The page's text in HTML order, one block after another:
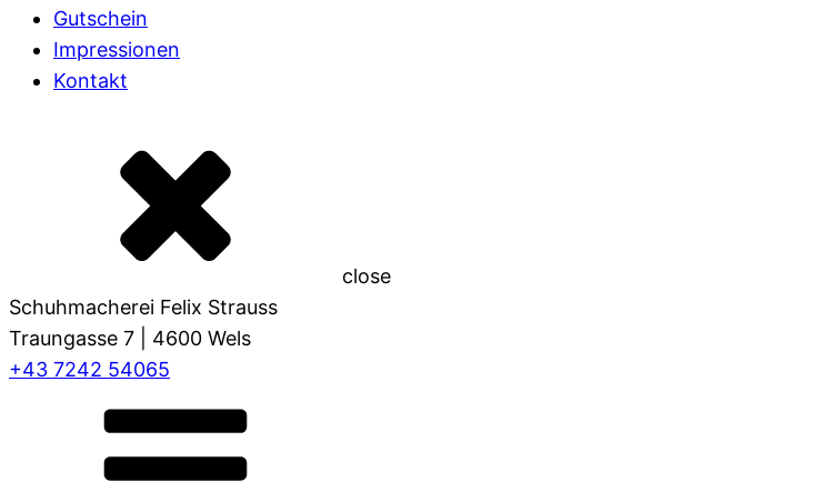
Gutschein
Impressionen
Kontakt
close
Schuhmacherei Felix Strauss
Traungasse 7 | 4600 Wels
+43 7242 54065